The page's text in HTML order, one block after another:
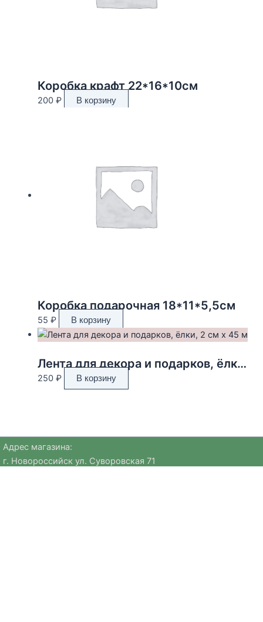
Коробка крафт 22*16*10см
200 ₽ В корзину
Коробка подарочная 18*11*5,5см
55 ₽ В корзину
Лента для декора и подарков, ёлки, 2 см х 45 м
250 ₽ В корзину
Адрес магазина:
г. Новороссийск ул. Суворовская 71